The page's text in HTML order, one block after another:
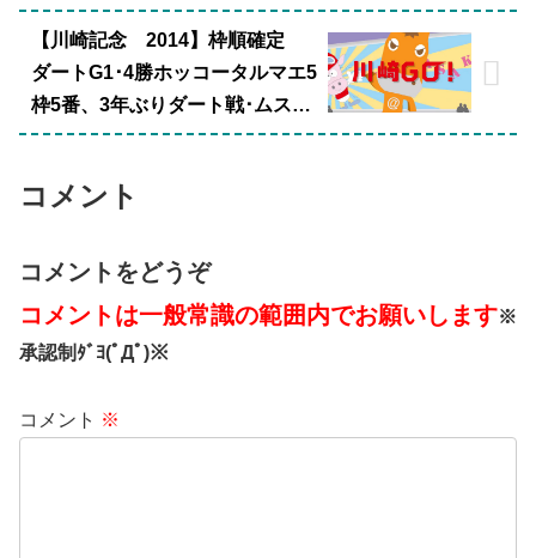
【川崎記念 2014】枠順確定
ダートG1･4勝ホッコータルマエ5
枠5番、3年ぶりダート戦･ムスカ
テール4枠4番
コメント
コメントをどうぞ
コメントは一般常識の範囲内でお願いします※
承認制ﾀﾞﾖ(ﾟДﾟ)※
コメント ※